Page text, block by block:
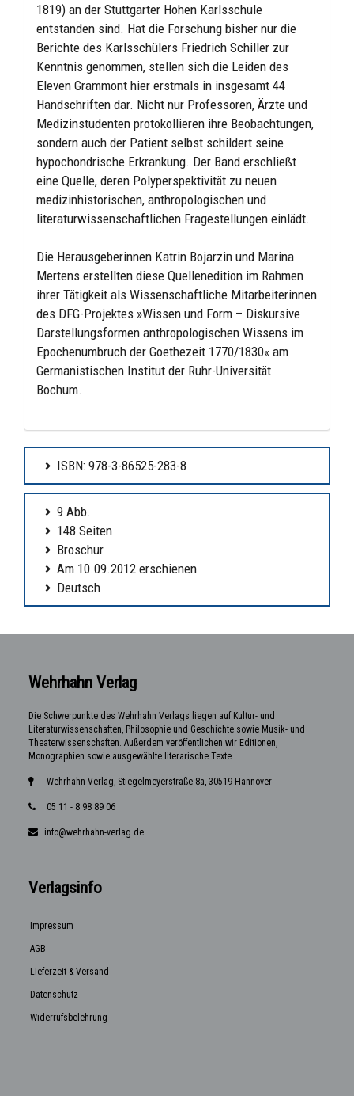
1819) an der Stuttgarter Hohen Karlsschule
entstanden sind. Hat die Forschung bisher nur die
Berichte des Karlsschülers Friedrich Schiller zur
Kenntnis genommen, stellen sich die Leiden des
Eleven Grammont hier erstmals in insgesamt 44
Handschriften dar. Nicht nur Professoren, Ärzte und
Medizinstudenten protokollieren ihre Beobachtungen,
sondern auch der Patient selbst schildert seine
hypochondrische Erkrankung. Der Band erschließt
eine Quelle, deren Polyperspektivität zu neuen
medizinhistorischen, anthropologischen und
literaturwissenschaftlichen Fragestellungen einlädt.
Die Herausgeberinnen Katrin Bojarzin und Marina
Mertens erstellten diese Quellenedition im Rahmen
ihrer Tätigkeit als Wissenschaftliche Mitarbeiterinnen
des DFG-Projektes »Wissen und Form – Diskursive
Darstellungsformen anthropologischen Wissens im
Epochenumbruch der Goethezeit 1770/1830« am
Germanistischen Institut der Ruhr-Universität
Bochum.
ISBN: 978-3-86525-283-8
9 Abb.
148 Seiten
Broschur
Am 10.09.2012 erschienen
Deutsch
Wehrhahn Verlag
Die Schwerpunkte des Wehrhahn Verlags liegen auf Kultur- und
Literaturwissenschaften, Philosophie und Geschichte sowie Musik- und
Theaterwissenschaften. Außerdem veröffentlichen wir Editionen,
Monographien sowie ausgewählte literarische Texte.
Wehrhahn Verlag, Stiegelmeyerstraße 8a, 30519 Hannover
05 11 - 8 98 89 06
info@wehrhahn-verlag.de
Verlagsinfo
Impressum
AGB
Lieferzeit & Versand
Datenschutz
Widerrufsbelehrung